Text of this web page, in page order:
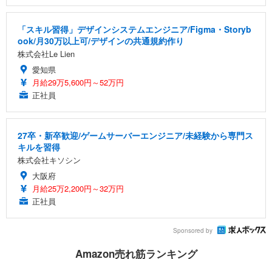
「スキル習得」デザインシステムエンジニア/Figma・Storyb
ook/月30万以上可/デザインの共通規約作り
株式会社Le Lien
愛知県
月給29万5,600円～52万円
正社員
27卒・新卒歓迎/ゲームサーバーエンジニア/未経験から専門ス
キルを習得
株式会社キソシン
大阪府
月給25万2,200円～32万円
正社員
Sponsored by
Amazon売れ筋ランキング